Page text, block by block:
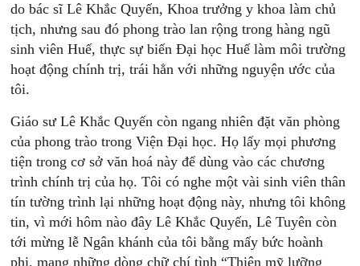
do bác sĩ Lê Khắc Quyến, Khoa trưởng y khoa làm chủ
tịch, nhưng sau đó phong trào lan rộng trong hàng ngũ
sinh viên Huế, thực sự biến Đại học Huế làm môi trường
hoạt động chính trị, trái hẳn với những nguyện ước của
tôi.
Giáo sư Lê Khắc Quyến còn ngang nhiên đặt văn phòng
của phong trào trong Viện Đại học. Họ lấy mọi phương
tiện trong cơ sở văn hoá này để dùng vào các chương
trình chính trị của họ. Tôi có nghe một vài sinh viên thân
tín tường trình lại những hoạt động này, nhưng tôi không
tin, vì mới hôm nào đây Lê Khắc Quyến, Lê Tuyên còn
tới mừng lễ Ngân khánh của tôi bằng mấy bức hoành
phi, mang những dòng chữ chí tình “Thiện mỹ lưỡng